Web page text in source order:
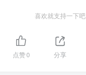
喜欢就支持一下吧
点赞0 分享